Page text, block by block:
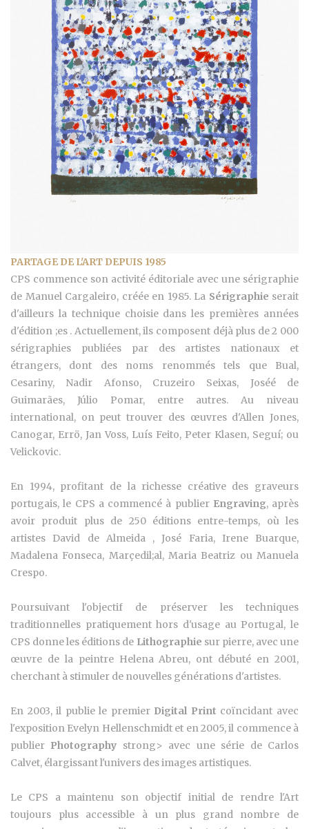
PARTAGE DE L'ART DEPUIS 1985
CPS commence son activité éditoriale avec une sérigraphie
de Manuel Cargaleiro, créée en 1985. La Sérigraphie serait
d'ailleurs la technique choisie dans les premières années
d'édition ;es . Actuellement, ils composent déjà plus de 2 000
sérigraphies publiées par des artistes nationaux et
étrangers, dont des noms renommés tels que Bual,
Cesariny, Nadir Afonso, Cruzeiro Seixas, Joséé de
Guimarães, Júlio Pomar, entre autres. Au niveau
international, on peut trouver des œuvres d'Allen Jones,
Canogar, Errö, Jan Voss, Luís Feito, Peter Klasen, Seguí; ou
Velickovic.
En 1994, profitant de la richesse créative des graveurs
portugais, le CPS a commencé à publier Engraving, après
avoir produit plus de 250 éditions entre-temps, où les
artistes David de Almeida , José Faria, Irene Buarque,
Madalena Fonseca, Marçedil;al, Maria Beatriz ou Manuela
Crespo.
Poursuivant l'objectif de préserver les techniques
traditionnelles pratiquement hors d'usage au Portugal, le
CPS donne les éditions de Lithographie sur pierre, avec une
œuvre de la peintre Helena Abreu, ont débuté en 2001,
cherchant à stimuler de nouvelles générations d'artistes.
En 2003, il publie le premier Digital Print coïncidant avec
l'exposition Evelyn Hellenschmidt et en 2005, il commence à
publier Photography strong> avec une série de Carlos
Calvet, élargissant l'univers des images artistiques.
Le CPS a maintenu son objectif initial de rendre l'Art
toujours plus accessible à un plus grand nombre de